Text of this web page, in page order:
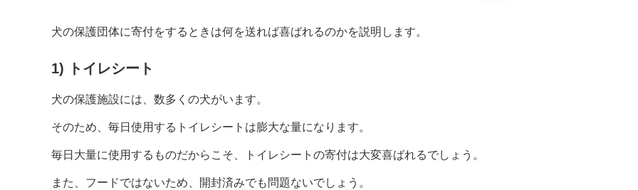
犬の保護団体に寄付をするときは何を送れば喜ばれるのかを説明します。
1) トイレシート
犬の保護施設には、数多くの犬がいます。
そのため、毎日使用するトイレシートは膨大な量になります。
毎日大量に使用するものだからこそ、トイレシートの寄付は大変喜ばれるでしょう。
また、フードではないため、開封済みでも問題ないでしょう。